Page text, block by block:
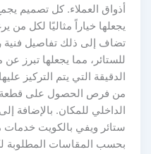
أذواق العملاء. كل تصميم
يجعلها خياراً مثاليًا لكل من
تضاف إلى ذلك تفاصيل فنية
للستائر، مما يجعلها تبرز
الدقيقة التي يتم التركيز
من فرص الحصول على قطعة
الداخلي للمكان. بالإضافة
ستائر ويفي بالكويت خدمات
بحسب المقاسات المطلوبة